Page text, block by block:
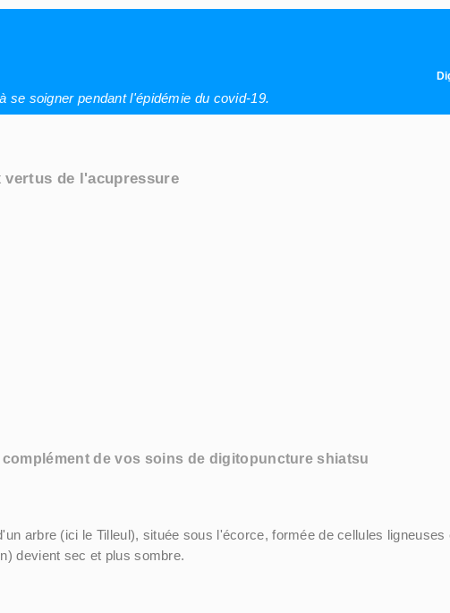
se soigner pendant l'épidémie du covid-19.
de l'acupressure
de vos soins de digitopuncture shiatsu
arbre (ici le Tilleul), située sous l'écorce, formée de cellules
devient sec et plus sombre.